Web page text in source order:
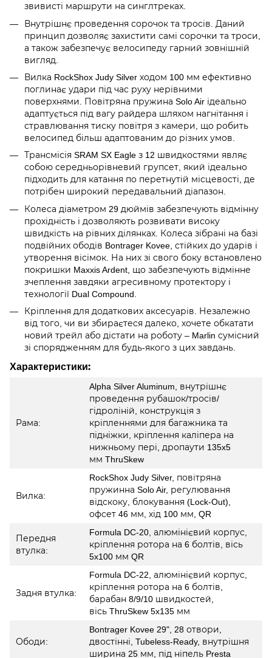
звивисті маршрути на синглтреках.
Внутрішнє проведення сорочок та тросів. Даний
принцип дозволяє захистити самі сорочки та троси,
а також забезпечує велосипеду гарний зовнішній
вигляд.
Вилка RockShox Judy Silver ходом 100 мм ефективно
поглинає удари під час руху нерівними
поверхнями. Повітряна пружина Solo Air ідеально
адаптується під вагу райдера шляхом нагнітання і
стравлювання тиску повітря з камери, що робить
велосипед більш адаптованим до різних умов.
Трансмісія SRAM SX Eagle з 12 швидкостями являє
собою середньорівневий групсет, який ідеально
підходить для катання по перетнутій місцевості, де
потрібен широкий передавальний діапазон.
Колеса діаметром 29 дюймів забезпечують відмінну
прохідність і дозволяють розвивати високу
швидкість на рівних ділянках. Колеса зібрані на базі
подвійних ободів Bontrager Kovee, стійких до ударів і
утворення вісімок. На них зі свого боку встановлено
покришки Maxxis Ardent, що забезпечують відмінне
зчеплення завдяки агресивному протектору і
технології Dual Compound.
Кріплення для додаткових аксесуарів. Незалежно
від того, чи ви збираєтеся далеко, хочете обкатати
новий трейл або дістати на роботу – Marlin сумісний
зі спорядженням для будь-якого з цих завдань.
Характеристики:
Рама:
Alpha Silver Aluminum, внутрішнє
проведення рубашок/тросів/
гідроліній, конструкція з
кріпленнями для багажника та
підніжки, кріплення каліпера на
нижньому пері, дропаути 135x5
мм ThruSkew
Вилка:
RockShox Judy Silver, повітряна
пружинна Solo Air, регулювання
відскоку, блокування (Lock-Out),
офсет 46 мм, хід 100 мм, QR
Передня
втулка:
Formula DC-20, алюмінієвий корпус,
кріплення ротора на 6 болтів, вісь
5x100 мм QR
Задня втулка:
Formula DC-22, алюмінієвий корпус,
кріплення ротора на 6 болтів,
барабан 8/9/10 швидкостей,
вісь ThruSkew 5x135 мм
Ободи:
Bontrager Kovee 29", 28 отвори,
двостінні, Tubeless-Ready, внутрішня
ширина 25 мм, під ніпель Presta